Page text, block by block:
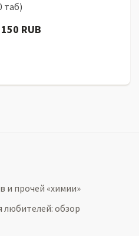
таб)
RUB
и прочей «химии»
любителей: обзор